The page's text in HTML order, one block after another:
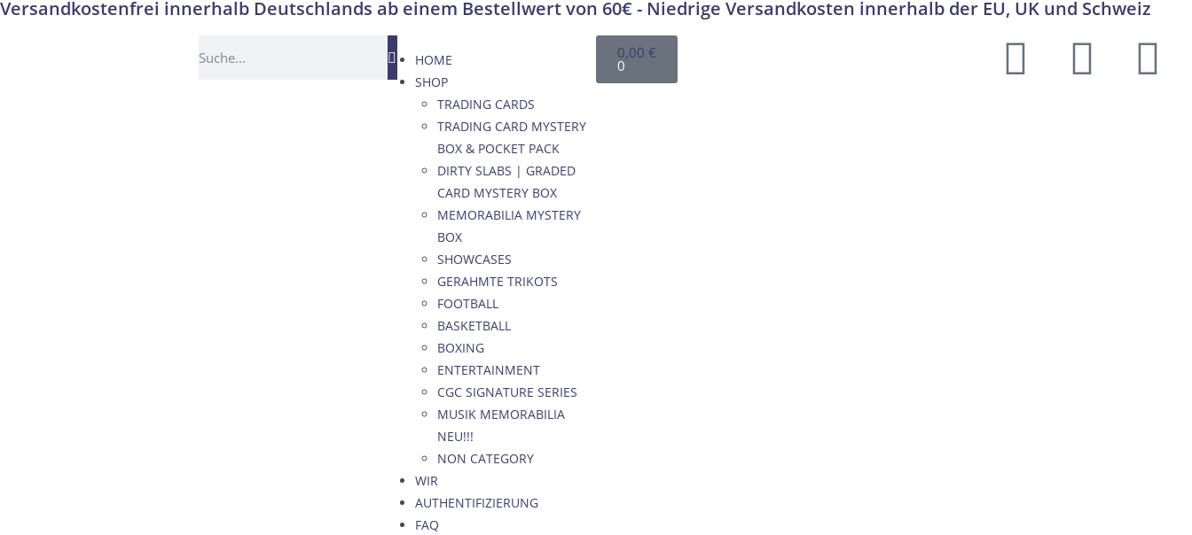
Versandkostenfrei innerhalb Deutschlands ab einem Bestellwert von 60€ - Niedrige Versandkosten innerhalb der EU, UK und Schweiz
HOME
SHOP
TRADING CARDS
TRADING CARD MYSTERY
BOX & POCKET PACK
DIRTY SLABS | GRADED
CARD MYSTERY BOX
MEMORABILIA MYSTERY
BOX
SHOWCASES
GERAHMTE TRIKOTS
FOOTBALL
BASKETBALL
BOXING
ENTERTAINMENT
CGC SIGNATURE SERIES
MUSIK MEMORABILIA
NEU!!!
NON CATEGORY
WIR
AUTHENTIFIZIERUNG
FAQ
0,00 €
0